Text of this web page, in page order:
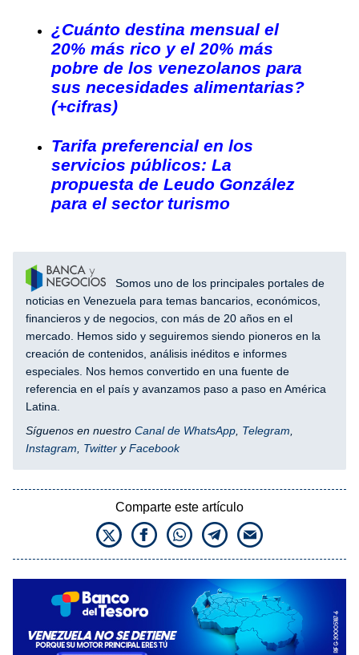
¿Cuánto destina mensual el
20% más rico y el 20% más
pobre de los venezolanos para
sus necesidades alimentarias?
(+cifras)
Tarifa preferencial en los
servicios públicos: La
propuesta de Leudo González
para el sector turismo
Somos uno de los principales portales de
noticias en Venezuela para temas bancarios, económicos,
financieros y de negocios, con más de 20 años en el
mercado. Hemos sido y seguiremos siendo pioneros en la
creación de contenidos, análisis inéditos e informes
especiales. Nos hemos convertido en una fuente de
referencia en el país y avanzamos paso a paso en América
Latina.
Síguenos en nuestro Canal de WhatsApp Telegram
Instagram
Twitter yFacebook
Comparte este artículo